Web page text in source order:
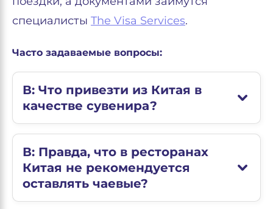
специалисты The Visa Services.
Часто задаваемые вопросы:
В: Что привезти из Китая в
качестве сувенира?
В: Правда, что в ресторанах
Китая не рекомендуется
оставлять чаевые?